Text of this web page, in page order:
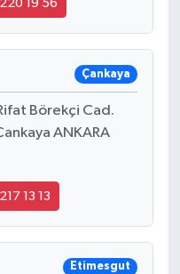
19 56
Çankaya
Börekçi Cad.
ANKARA
13 13
Etimesgut